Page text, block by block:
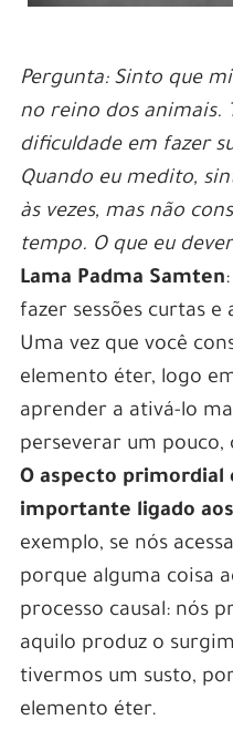
Pergunta: Sinto que
no reino dos animais.
dificuldade em fazer
Quando eu medito,
às vezes, mas não
tempo. O que eu
Lama Padma Samten
fazer sessões curtas
Uma vez que você
elemento éter, logo
aprender a ativá-lo
perseverar um pouco,
O aspecto primordial
importante ligado
exemplo, se nós
porque alguma coisa
processo causal: nós
aquilo produz o
tivermos um susto,
elemento éter.